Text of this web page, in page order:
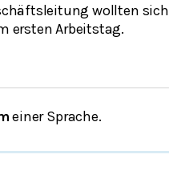
wollten sich
ersten Arbeitstag.
einer Sprache.